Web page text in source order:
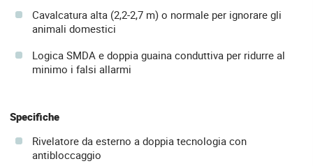
Cavalcatura alta (2,2-2,7 m) o normale per ignorare gli
animali domestici
Logica SMDA e doppia guaina conduttiva per ridurre al
minimo i falsi allarmi
Specifiche
Rivelatore da esterno a doppia tecnologia con
antibloccaggio